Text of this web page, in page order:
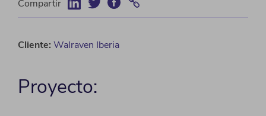
Compartir
Cliente: Walraven Iberia
Proyecto: